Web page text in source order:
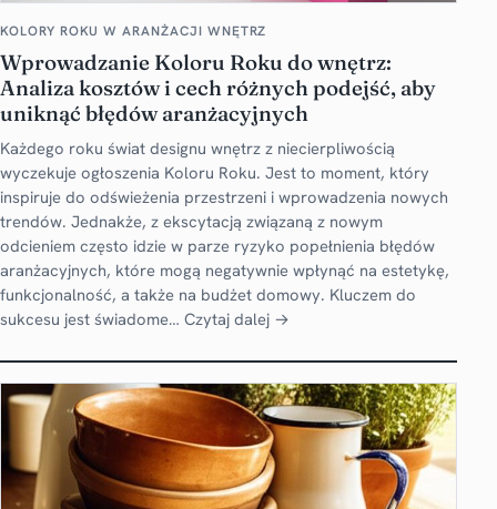
KOLORY ROKU W ARANŻACJI WNĘTRZ
Wprowadzanie Koloru Roku do wnętrz:
Analiza kosztów i cech różnych podejść, aby
uniknąć błędów aranżacyjnych
Każdego roku świat designu wnętrz z niecierpliwością
wyczekuje ogłoszenia Koloru Roku. Jest to moment, który
inspiruje do odświeżenia przestrzeni i wprowadzenia nowych
trendów. Jednakże, z ekscytacją związaną z nowym
odcieniem często idzie w parze ryzyko popełnienia błędów
aranżacyjnych, które mogą negatywnie wpłynąć na estetykę,
funkcjonalność, a także na budżet domowy. Kluczem do
sukcesu jest świadome… Czytaj dalej →